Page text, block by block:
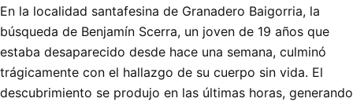
En la localidad santafesina de Granadero Baigorria, la
búsqueda de Benjamín Scerra, un joven de 19 años que
estaba desaparecido desde hace una semana, culminó
trágicamente con el hallazgo de su cuerpo sin vida. El
descubrimiento se produjo en las últimas horas, generando